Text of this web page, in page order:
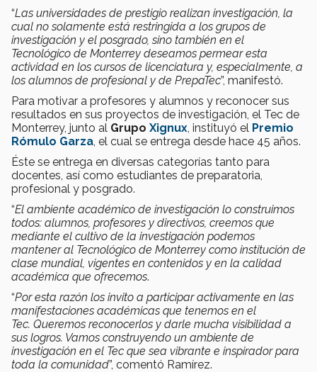
“Las universidades de prestigio realizan investigación, la
cual no solamente está restringida a los grupos de
investigación y el posgrado, sino también en el
Tecnológico de Monterrey deseamos permear esta
actividad en los cursos de licenciatura y, especialmente, a
los alumnos de profesional y de PrepaTec”, manifestó.
Para motivar a profesores y alumnos y reconocer sus
resultados en sus proyectos de investigación, el Tec de
Monterrey, junto al Grupo Xignux , instituyó el Premio
Rómulo Garza , el cual se entrega desde hace 45 años.
Éste se entrega en diversas categorías tanto para
docentes, así como estudiantes de preparatoria,
profesional y posgrado.
“El ambiente académico de investigación lo construimos
todos: alumnos, profesores y directivos, creemos que
mediante el cultivo de la investigación podemos
mantener al Tecnológico de Monterrey como institución de
clase mundial, vigentes en contenidos y en la calidad
académica que ofrecemos.
“Por esta razón los invito a participar activamente en las
manifestaciones académicas que tenemos en el
Tec. Queremos reconocerlos y darle mucha visibilidad a
sus logros. Vamos construyendo un ambiente de
investigación en el Tec que sea vibrante e inspirador para
toda la comunidad”, comentó Ramírez.